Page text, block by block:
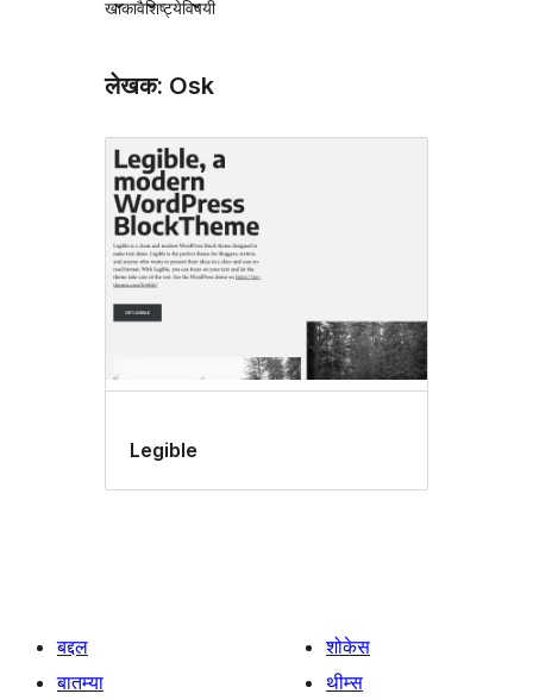
खाकावैशिष्ट्येविषयी
लेखक: Osk
Legible
बद्दल
बातम्या
शोकेस
थीम्स